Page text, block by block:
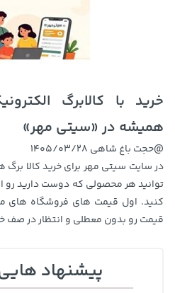
خرید با کالابرگ
همیشه در «سیتی مهر»
@حجت باغ شاهی 1405/03/28
در سایت سیتی مهر برای خرید کالا
توانید هر محصولی که دوست دارید رو
کنید. اول قیمت های فروشگاه های
قیمت رو بدون معطلی و انتظار در صف
پیشنهاد